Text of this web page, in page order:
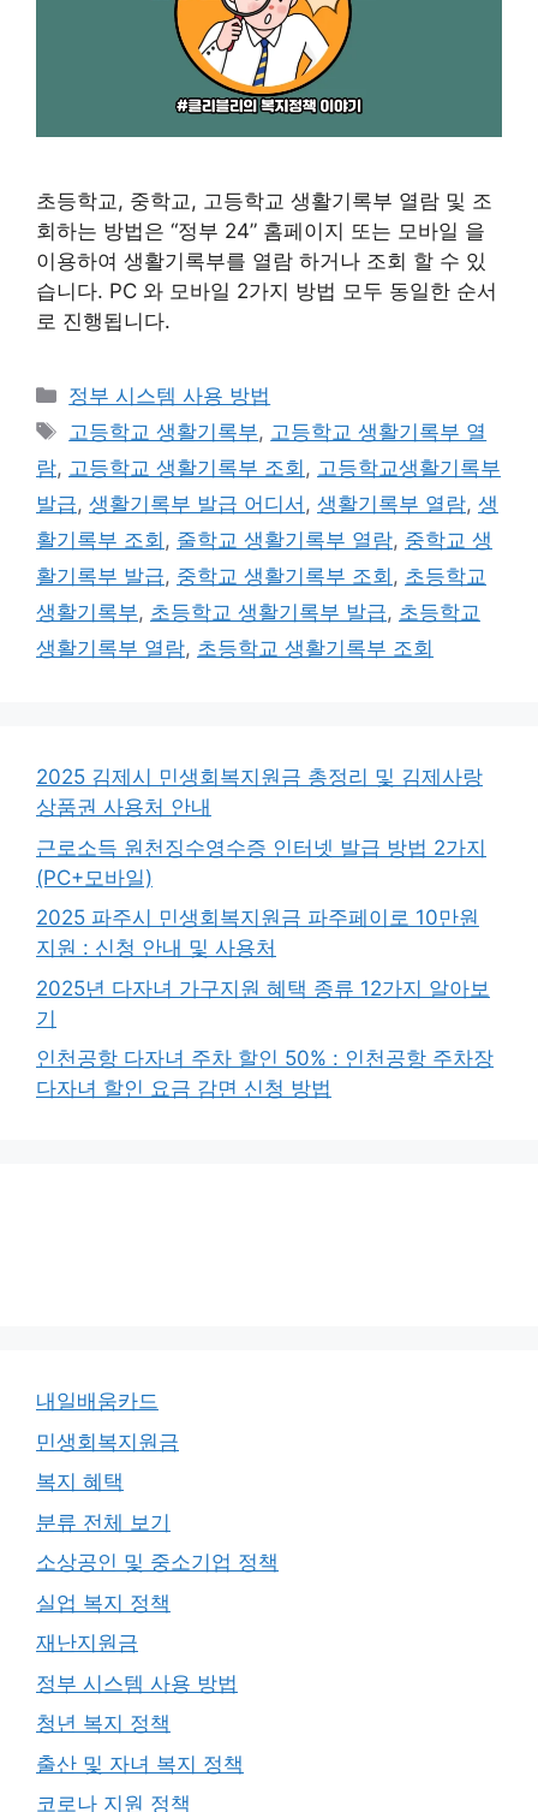
초등학교, 중학교, 고등학교 생활기록부 열람 및 조
회하는 방법은 “정부 24” 홈페이지 또는 모바일 을
이용하여 생활기록부를 열람 하거나 조회 할 수 있
습니다. PC 와 모바일 2가지 방법 모두 동일한 순서
로 진행됩니다.
카
테
리
정부 시스템 사용 방법
태
그
고등학교 생활기록부, 고등학교 생활기록부 열
람, 고등학교 생활기록부 조회 , 고등학교생활기록부
발급, 생활기록부 발급 어디서 , 생활기록부 열람, 생
활기록부 조회 , 줄학교 생활기록부 열람, 중학교 생
활기록부 발급, 중학교 생활기록부 조회 , 초등학교
생활기록부, 초등학교 생활기록부 발급, 초등학교
생활기록부 열람, 초등학교 생활기록부 조회
2025 김제시 민생회복지원금 총정리 및 김제사랑
상품권 사용처 안내
근로소득 원천징수영수증 인터넷 발급 방법 2가지
(PC+모바일)
2025 파주시 민생회복지원금 파주페이로 10만원
지원 : 신청 안내 및 사용처
2025년 다자녀 가구지원 혜택 종류 12가지 알아보
기
인천공항 다자녀 주차 할인 50% : 인천공항 주차장
다자녀 할인 요금 감면 신청 방법
내일배움카드
민생회복지원금
복지 혜택
분류 전체 보기
소상공인 및 중소기업 정책
실업 복지 정책
재난지원금
정부 시스템 사용 방법
청년 복지 정책
출산 및 자녀 복지 정책
코로나 지원 정책